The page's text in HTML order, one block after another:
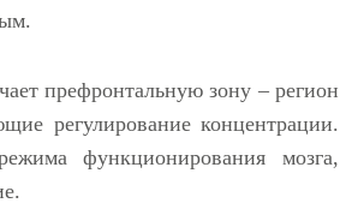
префронтальную зону – регион
регулирование концентрации.
функционирования мозга,